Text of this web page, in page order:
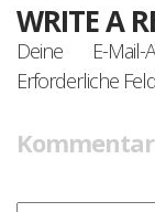
WRITE A
Deine E-
Erforderliche
Kommentar